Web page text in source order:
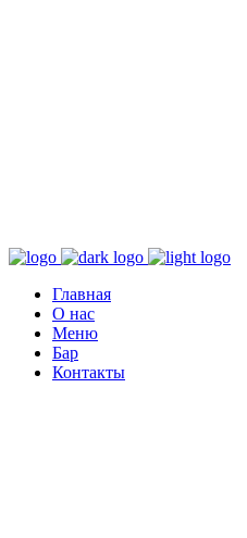
Главная
О нас
Меню
Бар
Контакты